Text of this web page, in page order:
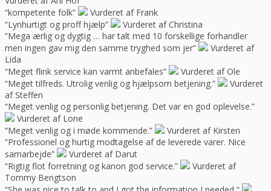
“kompetente folk”
Vurderet af Frank
“Lynhurtigt og proff hjælp”
Vurderet af Christina
“Mega ærlig og dygtig … har talt med 10 forskellige forhandler
men ingen gav mig den samme tryghed som jer”
Vurderet af
Lida
“Meget flink service kan varmt anbefales”
Vurderet af Ole
“Meget tilfreds. Utrolig venlig og hjælpsom betjening.”
Vurderet
af Steffen
“Meget venlig og personlig betjening. Det var en god oplevelse.”
Vurderet af Lone
“Meget venlig og i møde kommende.”
Vurderet af Kirsten
“Professionel og hurtig modtagelse af de leverede varer. Nice
samarbejde”
Vurderet af Darut
“Rigtig flot forretning og kanon god service.”
Vurderet af
Tommy Bengtson